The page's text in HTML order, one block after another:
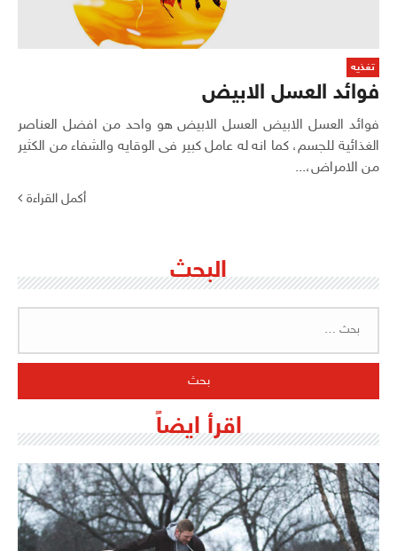
تغذيه
فوائد العسل الابيض
فوائد العسل الابيض العسل الابيض هو واحد من افضل العناصر
الغذائية للجسم، كما انه له عامل كبير فى الوقايه والشفاء من الكثير
من الامراض،...
أكمل القراءة
البحث
اقرأ ايضاً